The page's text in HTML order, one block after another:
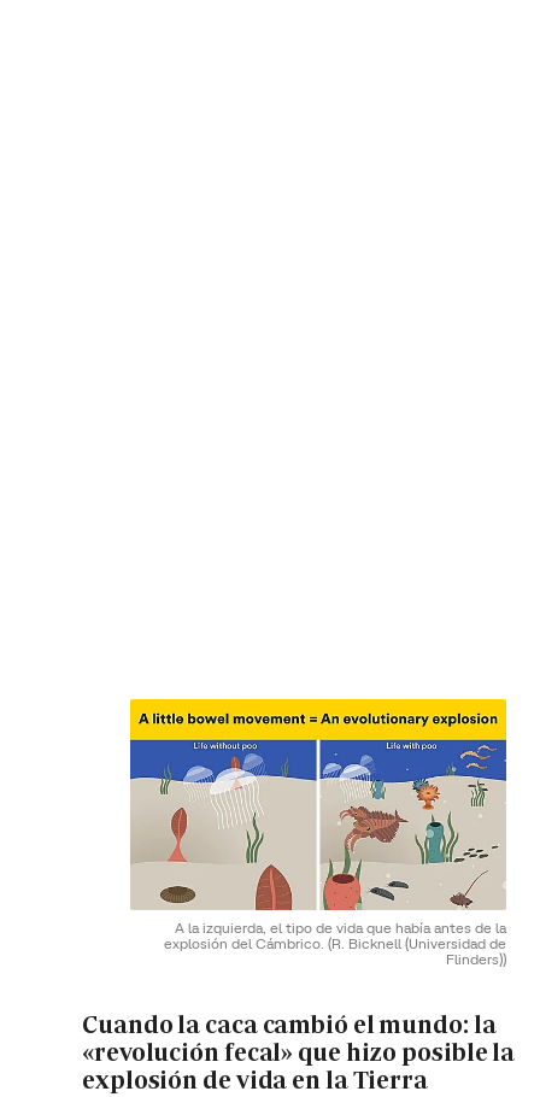
A la izquierda, el tipo de vida que había antes de la
explosión del Cámbrico. (R. Bicknell (Universidad de
Flinders))
Cuando la caca cambió el mundo: la
«revolución fecal» que hizo posible la
explosión de vida en la Tierra